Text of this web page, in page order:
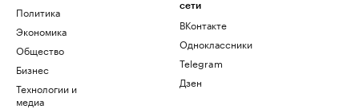
Политика
Экономика
Общество
Бизнес
Технологии и
медиа
сети
ВКонтакте
Одноклассники
Telegram
Дзен